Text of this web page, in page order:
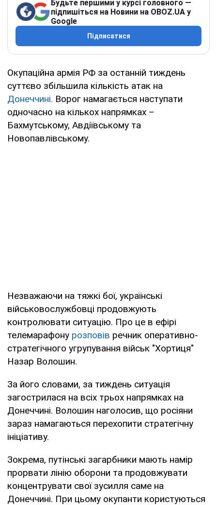
Будьте першими у курсі головного —
підпишіться на Новини на OBOZ.UA у
Google
Підписатися
Окупаційна армія РФ за останній тиждень
суттєво збільшила кількість атак на
Донеччині. Ворог намагається наступати
одночасно на кількох напрямках –
Бахмутському, Авдіївському та
Новопавлівському.
Незважаючи на тяжкі бої, українські
військовослужбовці продовжують
контролювати ситуацію. Про це в ефірі
телемарафону розповів речник оперативно-
стратегічного угрупування військ "Хортиця"
Назар Волошин.
За його словами, за тиждень ситуація
загострилася на всіх трьох напрямках на
Донеччині. Волошин наголосив, що росіяни
зараз намагаються перехопити стратегічну
ініціативу.
Зокрема, путінські загарбники мають намір
прорвати лінію оборони та продовжувати
концентрувати свої зусилля саме на
Донеччині. При цьому окупанти користуються